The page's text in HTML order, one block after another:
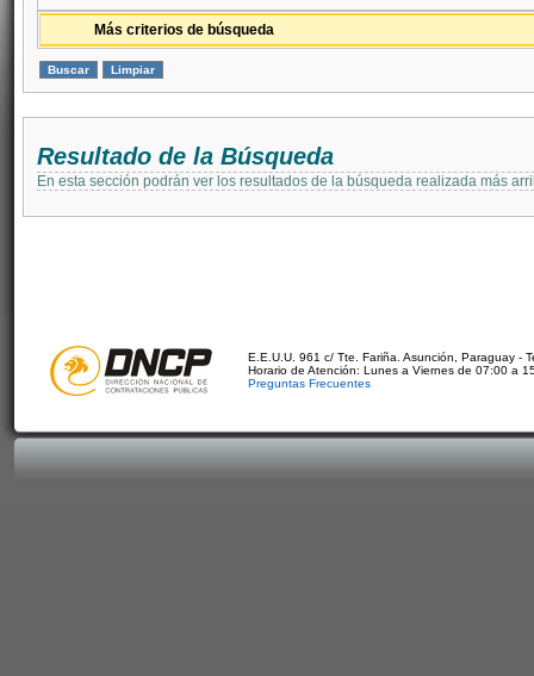
Más criterios de búsqueda
Resultado de la Búsqueda
En esta sección podrán ver los resultados de la búsqueda realizada más
E.E.U.U. 961 c/ Tte. Fariña. Asunción, Paraguay -
Horario de Atención: Lunes a Viernes de 07:00 a
Preguntas Frecuentes